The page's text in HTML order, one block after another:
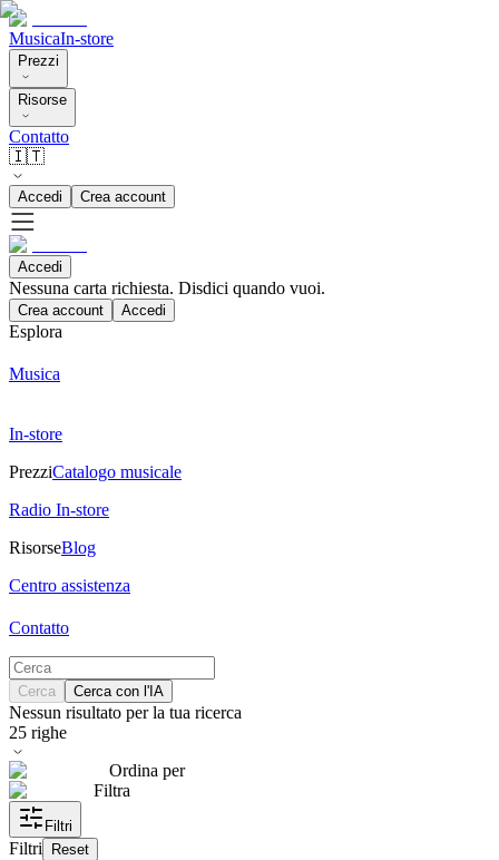
MusicaIn-store
Prezzi
Risorse
Contatto
🇮🇹
Accedi Crea account
Accedi
Nessuna carta richiesta. Disdici quando vuoi.
Crea account Accedi
Esplora
Musica
In-store
PrezziCatalogo musicale
Radio In-store
RisorseBlog
Centro assistenza
Contatto
Cerca Cerca con l'IA
Nessun risultato per la tua ricerca
25 righe
Ordina per
Filtra
Filtri
Filtri Reset